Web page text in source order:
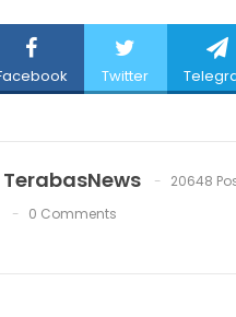
Twitter
TerabasNews
20648
0 Comments